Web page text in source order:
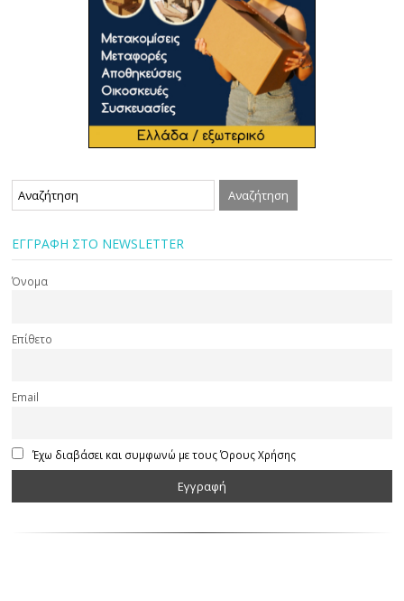
ΕΓΓΡΑΦΗ ΣΤΟ NEWSLETTER
Όνομα
Επίθετο
Email
Έχω διαβάσει και συμφωνώ με τους Όρους Χρήσης